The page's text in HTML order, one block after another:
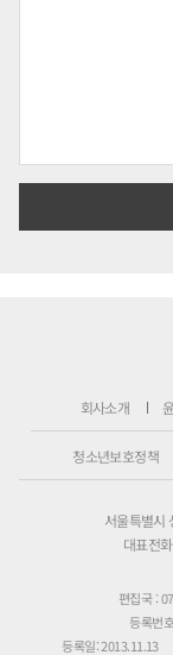
회사소개
청소년보호정책
서울특별시
대표전
편집국 :
등록번
등록일: 2013.11.13